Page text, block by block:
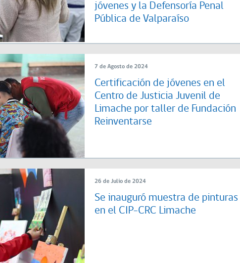
jóvenes y la Defensoría Penal
Pública de Valparaíso
7 de Agosto de 2024
Certificación de jóvenes en el
Centro de Justicia Juvenil de
Limache por taller de Fundación
Reinventarse
26 de Julio de 2024
Se inauguró muestra de pinturas
en el CIP-CRC Limache